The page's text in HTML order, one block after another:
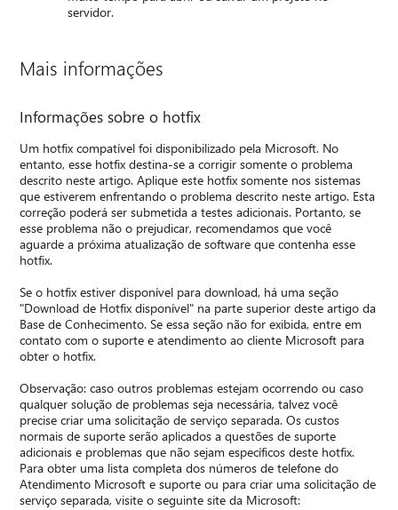
servidor.
Mais informações
Informações sobre o hotfix
Um hotfix compatível foi disponibilizado pela Microsoft. No
entanto, esse hotfix destina-se a corrigir somente o problema
descrito neste artigo. Aplique este hotfix somente nos sistemas
que estiverem enfrentando o problema descrito neste artigo. Esta
correção poderá ser submetida a testes adicionais. Portanto, se
esse problema não o prejudicar, recomendamos que você
aguarde a próxima atualização de software que contenha esse
hotfix.
Se o hotfix estiver disponível para download, há uma seção
"Download de Hotfix disponível" na parte superior deste artigo da
Base de Conhecimento. Se essa seção não for exibida, entre em
contato com o suporte e atendimento ao cliente Microsoft para
obter o hotfix.
Observação: caso outros problemas estejam ocorrendo ou caso
qualquer solução de problemas seja necessária, talvez você
precise criar uma solicitação de serviço separada. Os custos
normais de suporte serão aplicados a questões de suporte
adicionais e problemas que não sejam específicos deste hotfix.
Para obter uma lista completa dos números de telefone do
Atendimento Microsoft e suporte ou para criar uma solicitação de
serviço separada, visite o seguinte site da Microsoft: